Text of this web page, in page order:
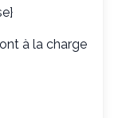
à la charge